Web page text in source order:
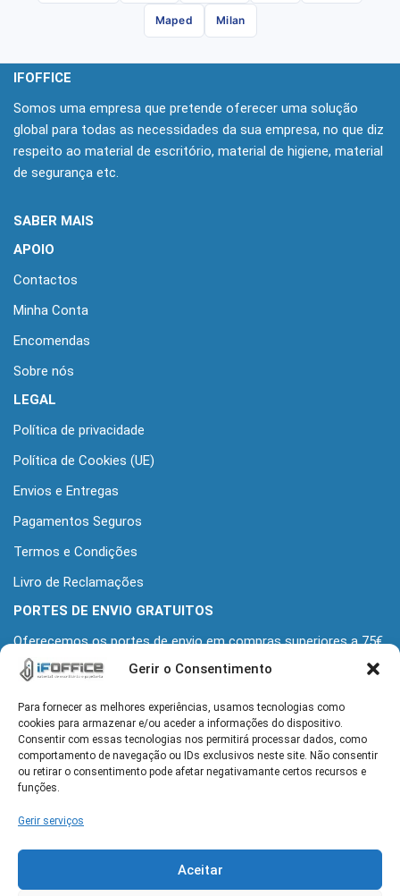
Gerir o Consentimento
Para fornecer as melhores experiências, usamos tecnologias como
cookies para armazenar e/ou aceder a informações do dispositivo.
Consentir com essas tecnologias nos permitirá processar dados, como
comportamento de navegação ou IDs exclusivos neste site. Não consentir
ou retirar o consentimento pode afetar negativamante certos recursos e
funções.
Gerir serviços
Aceitar
Maped Milan
IFOFFICE
Somos uma empresa que pretende oferecer uma solução
global para todas as necessidades da sua empresa, no que diz
respeito ao material de escritório, material de higiene, material
de segurança etc.
SABER MAIS
APOIO
Contactos
Minha Conta
Encomendas
Sobre nós
LEGAL
Política de privacidade
Política de Cookies (UE)
Envios e Entregas
Pagamentos Seguros
Termos e Condições
Livro de Reclamações
PORTES DE ENVIO GRATUITOS
Oferecemos os portes de envio em compras superiores a 75€
+iva
MORADA
Alameda Grupo Desportivo Alcochetense 139
2890-110 Alcochete
Seg-Sex: 9h-13h e 14h-18h